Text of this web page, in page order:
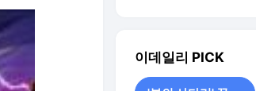
이데일리 PICK